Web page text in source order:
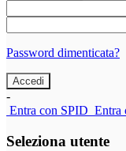
Password dimenticata?
-
Entra con SPID Entra
Seleziona utente